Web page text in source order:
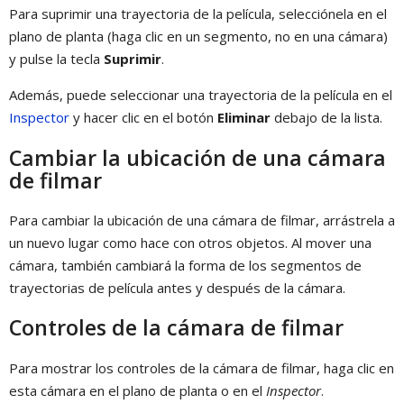
Para suprimir una trayectoria de la película, selecciónela en el
plano de planta (haga clic en un segmento, no en una cámara)
y pulse la tecla Suprimir.
Además, puede seleccionar una trayectoria de la película en el
Inspector y hacer clic en el botón Eliminar debajo de la lista.
Cambiar la ubicación de una cámara
de filmar
Para cambiar la ubicación de una cámara de filmar, arrástrela a
un nuevo lugar como hace con otros objetos. Al mover una
cámara, también cambiará la forma de los segmentos de
trayectorias de película antes y después de la cámara.
Controles de la cámara de filmar
Para mostrar los controles de la cámara de filmar, haga clic en
esta cámara en el plano de planta o en el Inspector.